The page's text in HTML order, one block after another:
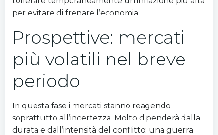
per evitare di frenare l’economia.
Prospettive: mercati
più volatili nel breve
periodo
In questa fase i mercati stanno reagendo
soprattutto all’incertezza. Molto dipenderà dalla
durata e dall’intensità del conflitto: una guerra